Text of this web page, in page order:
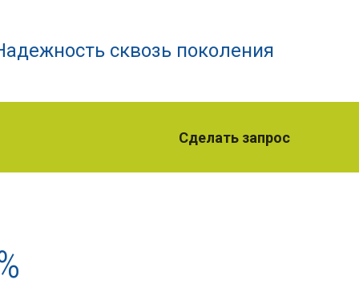
сквозь поколения
Сделать запрос